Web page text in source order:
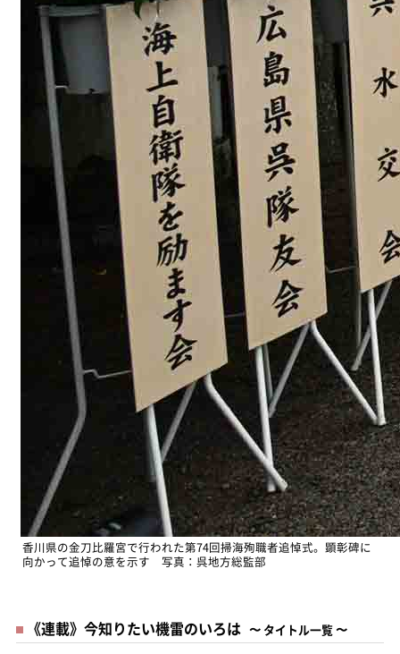
香川県の金刀比羅宮で行われた第74回掃海殉職者追悼式。顕彰碑に
向かって追悼の意を示す 写真：呉地方総監部
《連載》今知りたい機雷のいろは_ 〜 タイトル一覧 〜